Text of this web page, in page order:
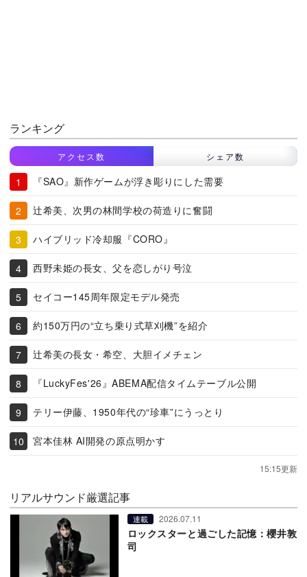
ランキング
アクセス数 シェア数
『SAO』新作ゲームが浮き彫りにした需要
辻希美、次男の林間学校の荷造りに奮闘
ハイブリッド冷却服『CORO』
西野未姫の長女、父を恋しがり号泣
セイコー145周年限定モデル発売
約150万円の“立ち乗り式草刈機”を紹介
辻希美の長女・希空、大胆イメチェン
『LuckyFes'26』ABEMA配信タイムテーブル公開
テリー伊藤、1950年代の“珍車”にうっとり
宮本佳林 AI開発の原点明かす
15:15更新
リアルサウンド厳選記事
連載 2026.07.11
ロックスターと過ごした記憶：櫻井敦
司